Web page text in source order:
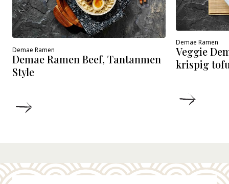
Demae Ramen
Demae Ramen Beef, Tantanmen
Style
Demae Ramen
Veggie
krispig